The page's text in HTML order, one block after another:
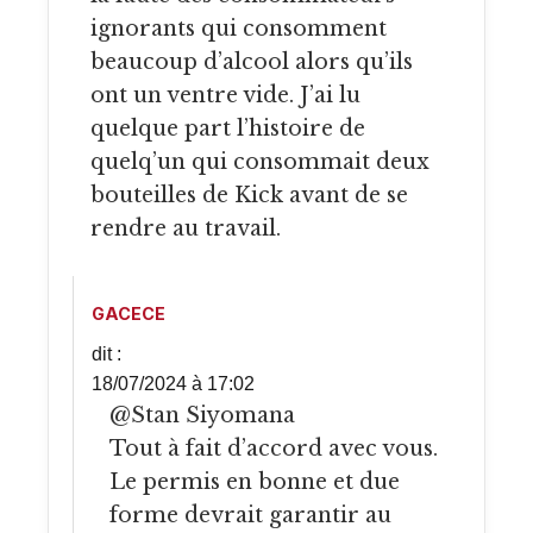
ignorants qui consomment
beaucoup d’alcool alors qu’ils
ont un ventre vide. J’ai lu
quelque part l’histoire de
quelq’un qui consommait deux
bouteilles de Kick avant de se
rendre au travail.
GACECE
dit :
18/07/2024 à 17:02
@Stan Siyomana
Tout à fait d’accord avec vous.
Le permis en bonne et due
forme devrait garantir au